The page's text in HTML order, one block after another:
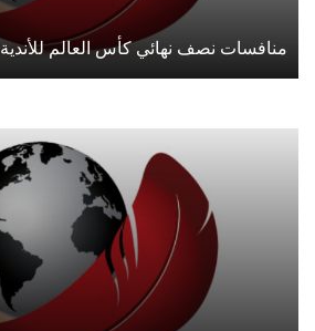
منافسات نصف نهائي كأس العالم للأندية